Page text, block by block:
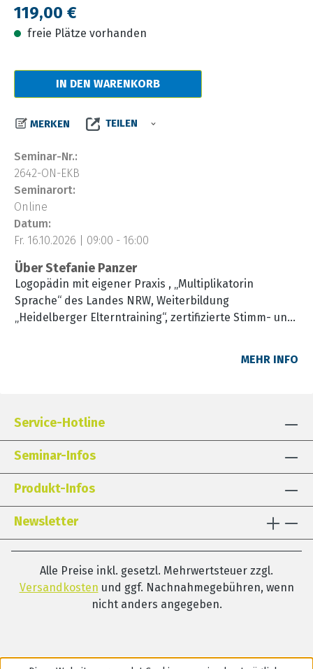
Regulärer Preis:
119,00 €
freie Plätze vorhanden
IN DEN WARENKORB
MERKEN TEILEN
Seminar-Nr.:
2642-ON-EKB
Seminarort:
Online
Datum:
Fr. 16.10.2026 | 09:00 - 16:00
Über Stefanie Panzer
Logopädin mit eigener Praxis , „Multiplikatorin
Sprache“ des Landes NRW, Weiterbildung
„Heidelberger Elterntraining“, zertifizierte Stimm- und
Dyskalkulietherapeutin, Kinderkrankenschwester.
Seminare, Workshops und Elternabende im Bereich
Beratung von Dozierenden in den Bereichen
MEHR INFO
Service-Hotline
Seminar-Infos
Produkt-Infos
Newsletter
Alle Preise inkl. gesetzl. Mehrwertsteuer zzgl.
Versandkosten und ggf. Nachnahmegebühren, wenn
nicht anders angegeben.